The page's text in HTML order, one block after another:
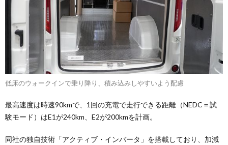
低床のウォークインで乗り降り、積み込みしやすいよう配慮
最高速度は時速90kmで、1回の充電で走行できる距離（NEDC＝試
験モード）はE1が240km、E2が200kmを計画。
同社の独自技術「アクティブ・インバータ」を搭載しており、加減